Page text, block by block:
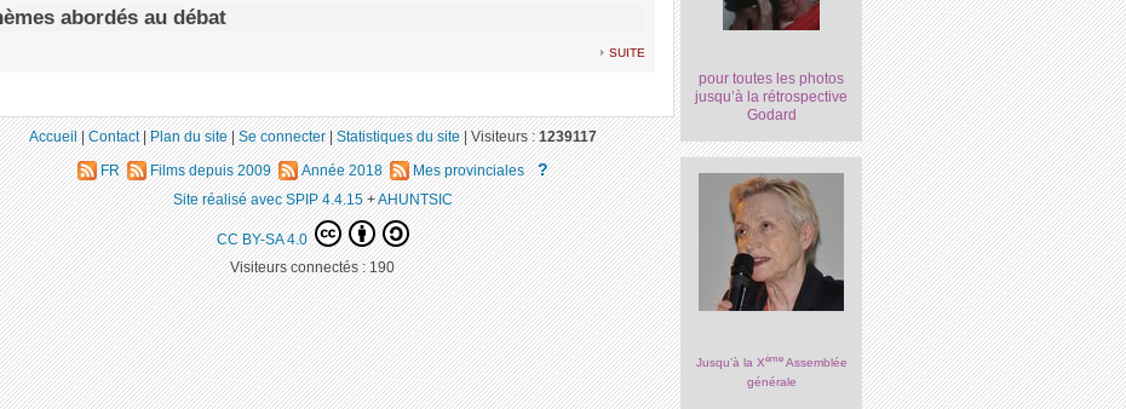
abordés au débat
suite
pour toutes les photos
jusqu’à la rétrospective
Godard
Jusqu’à la XèmeAssemblée
générale
Accueil|Contact|Plan du site|Se connecter|Statistiques du site|Visiteurs :1239117
FR Films depuis 2009 Année 2018 Mes provinciales ?
Site réalisé avec SPIP 4.4.15+AHUNTSIC
CC BY-SA 4.0
Visiteurs connectés :190